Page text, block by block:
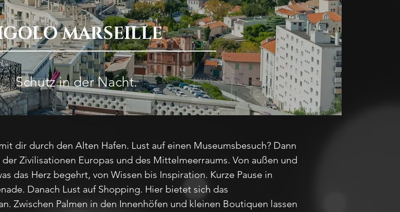
MARSEILLE
Schutz in der Nacht.
dir durch den Alten Hafen. Lust auf einen Museumsbesuch? Dann
Zivilisationen Europas und des Mittelmeerraums. Von außen und
das Herz begehrt, von Wissen bis Inspiration. Kurze Pause in
Danach Lust auf Shopping. Hier bietet sich das
Zwischen Palmen in den Innenhöfen und kleinen Boutiquen lassen